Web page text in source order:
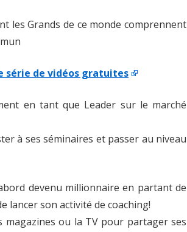
les Grands de ce monde comprennent
série de vidéos gratuites
en tant que Leader sur le marché
à ses séminaires et passer au niveau
devenu millionnaire en partant de
lancer son activité de coaching!
magazines ou la TV pour partager ses